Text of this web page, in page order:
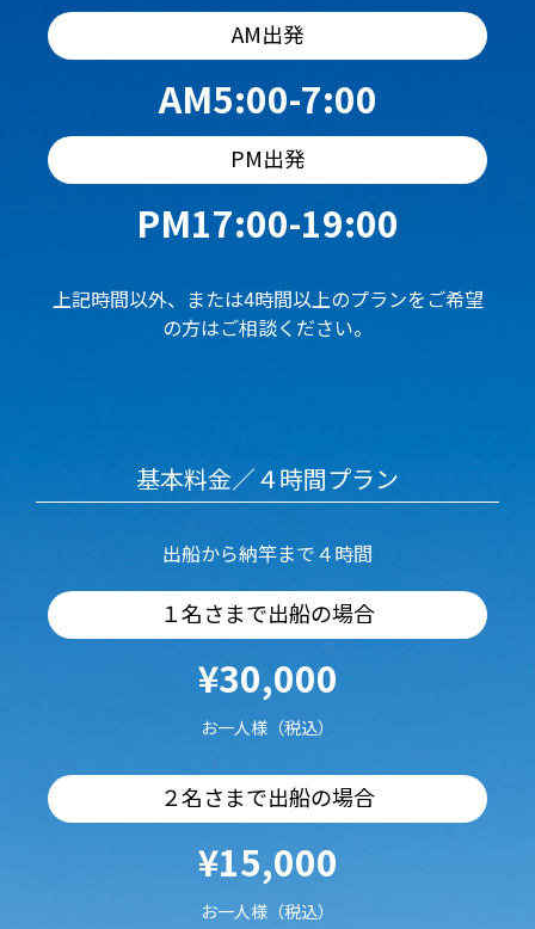
AM出発
AM5:00-7:00
PM出発
PM17:00-19:00
上記時間以外、または4時間以上のプランをご希望
の方はご相談ください。
基本料金／４時間プラン
出船から納竿まで４時間
１名さまで出船の場合
¥30,000
お一人様（税込）
２名さまで出船の場合
¥15,000
お一人様（税込）